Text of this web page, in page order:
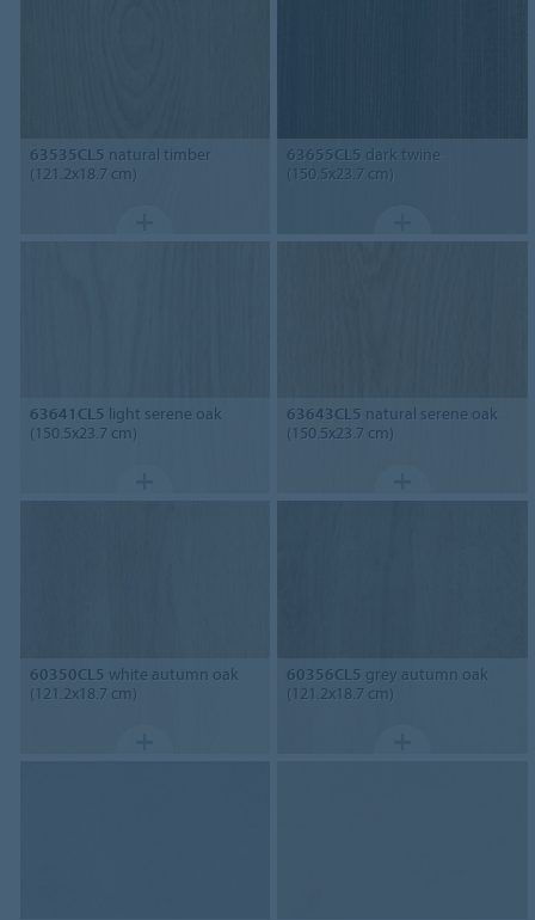
63535CL5 natural timber
(121.2x18.7 cm)
63655CL5 dark twine
(150.5x23.7 cm)
63641CL5 light serene oak
(150.5x23.7 cm)
63643CL5 natural serene oak
(150.5x23.7 cm)
60350CL5 white autumn oak
(121.2x18.7 cm)
60356CL5 grey autumn oak
(121.2x18.7 cm)